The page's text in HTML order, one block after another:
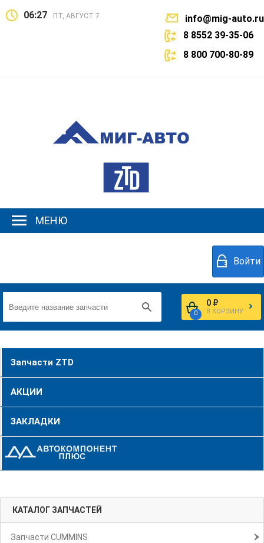
06:27 ПТ, АВГУСТ 7
info@mig-auto.ru
8 8552 39-35-06
8 800 700-80-89
МЕНЮ
Войти
0
0 ₽
В КОРЗИНУ
Запчасти ZTD
АКЦИИ
ЗАКЛАДКИ
КАТАЛОГ ЗАПЧАСТЕЙ
Запчасти CUMMINS